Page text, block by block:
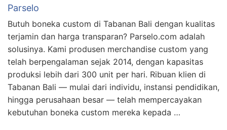
Parselo
Butuh boneka custom di Tabanan Bali dengan kualitas
terjamin dan harga transparan? Parselo.com adalah
solusinya. Kami produsen merchandise custom yang
telah berpengalaman sejak 2014, dengan kapasitas
produksi lebih dari 300 unit per hari. Ribuan klien di
Tabanan Bali — mulai dari individu, instansi pendidikan,
hingga perusahaan besar — telah mempercayakan
kebutuhan boneka custom mereka kepada …